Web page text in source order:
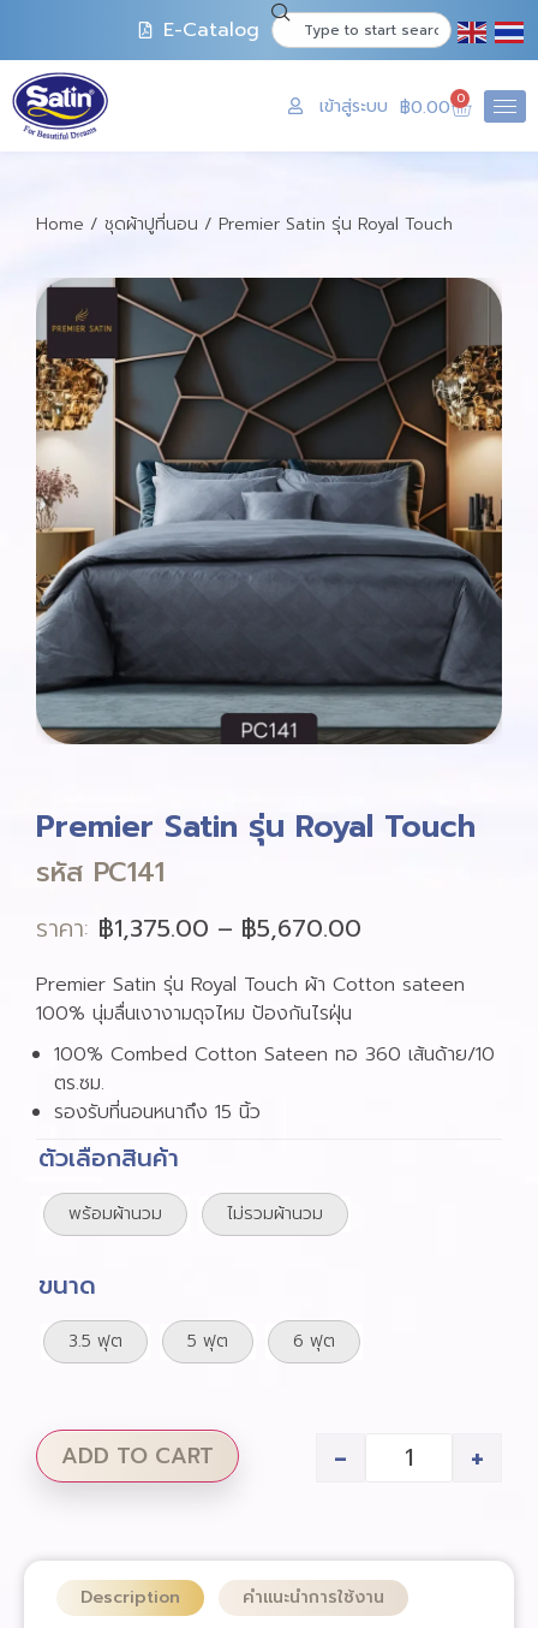
E-Catalog
เข้าสู่ระบบ ฿0.00 0
Home / ชุดผ้าปูที่นอน / Premier Satin รุ่น Royal Touch
Premier Satin รุ่น Royal Touch
รหัส PC141
ราคา: ฿1,375.00 – ฿5,670.00
Premier Satin รุ่น Royal Touch ผ้า Cotton sateen
100% นุ่มลื่นเงางามดุจไหม ป้องกันไรฝุ่น
100% Combed Cotton Sateen ทอ 360 เส้นด้าย/10
ตร.ซม.
รองรับที่นอนหนาถึง 15 นิ้ว
ตัวเลือกสินค้า
พร้อมผ้านวม ไม่รวมผ้านวม
ขนาด
3.5 ฟุต 5 ฟุต 6 ฟุต
- +
ADD TO CART
Description คำแนะนำการใช้งาน